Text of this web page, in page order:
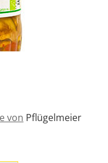
von Pflügelmeier